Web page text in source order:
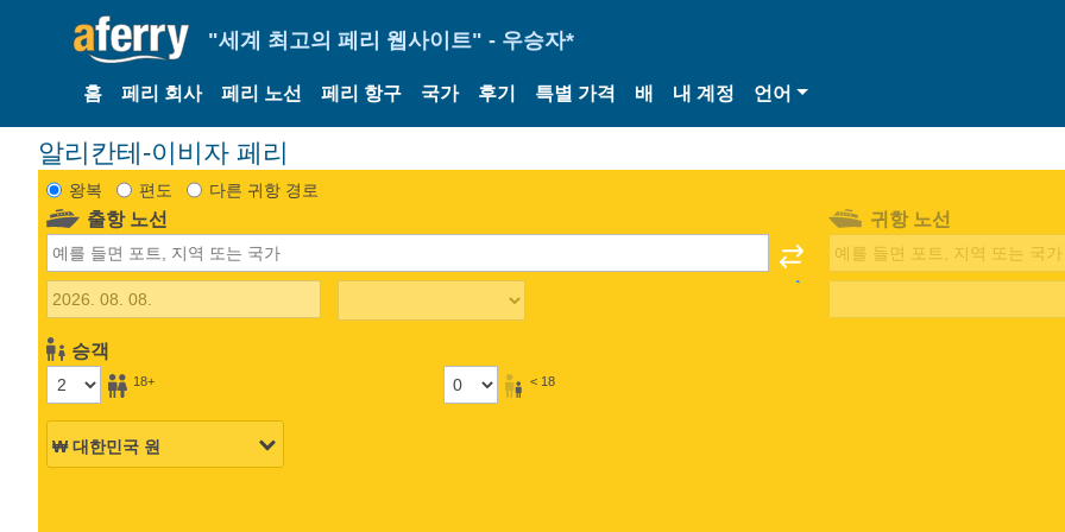
"세계 최고의 페리 웹사이트" - 우승자*
홈 페리 회사 페리 노선 페리 항구 국가 후기 특별 가격 배 내 계정 언어
알리칸테-이비자 페리
왕복 편도 다른 귀항 경로
출항 노선
승객
18+ < 18
귀항 노선